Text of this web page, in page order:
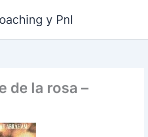
y Pnl
de la rosa –